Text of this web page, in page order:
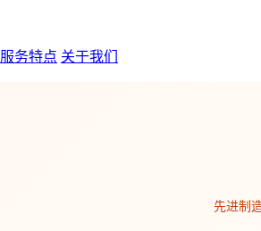
服务特点 关于我们
先进制